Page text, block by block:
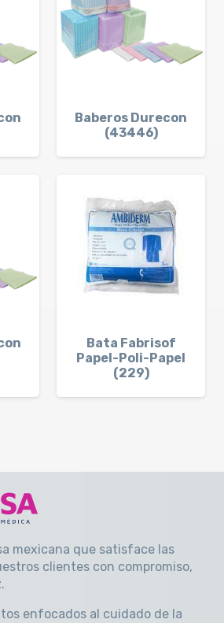
Baberos Durecon
(43446)
Bata Fabrisof
Papel-Poli-Papel
(229)
mexicana que satisface las
clientes con compromiso,
.
enfocados al cuidado de la